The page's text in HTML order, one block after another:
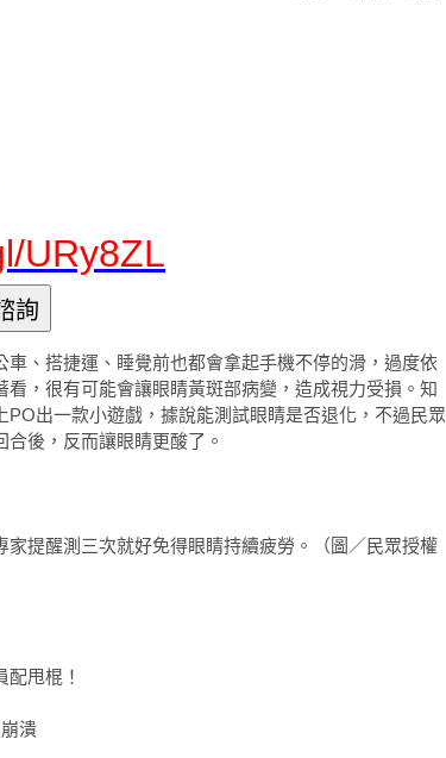
URy8ZL
車、搭捷運、睡覺前也都會拿起手機不停的滑，過度依
看，很有可能會讓眼睛黃斑部病變，造成視力受損。知
PO出一款小遊戲，據說能測試眼睛是否退化，不過民眾
後，反而讓眼睛更酸了。
提醒測三次就好免得眼睛持續疲勞。（圖／民眾授權
配甩棍！
潰